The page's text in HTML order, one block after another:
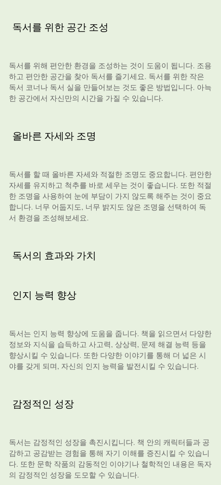
독서를 위한 공간 조성
독서를 위해 편안한 환경을 조성하는 것이 도움이 됩니다. 조용
하고 편안한 공간을 찾아 독서를 즐기세요. 독서를 위한 작은
독서 코너나 독서 실을 만들어보는 것도 좋은 방법입니다. 아늑
한 공간에서 자신만의 시간을 가질 수 있습니다.
올바른 자세와 조명
독서를 할 때 올바른 자세와 적절한 조명도 중요합니다. 편안한
자세를 유지하고 척추를 바로 세우는 것이 좋습니다. 또한 적절
한 조명을 사용하여 눈에 부담이 가지 않도록 해주는 것이 중요
합니다. 너무 어둡지도, 너무 밝지도 않은 조명을 선택하여 독
서 환경을 조성해보세요.
독서의 효과와 가치
인지 능력 향상
독서는 인지 능력 향상에 도움을 줍니다. 책을 읽으면서 다양한
정보와 지식을 습득하고 사고력, 상상력, 문제 해결 능력 등을
향상시킬 수 있습니다. 또한 다양한 이야기를 통해 더 넓은 시
야를 갖게 되며, 자신의 인지 능력을 발전시킬 수 있습니다.
감정적인 성장
독서는 감정적인 성장을 촉진시킵니다. 책 안의 캐릭터들과 공
감하고 공감받는 경험을 통해 자기 이해를 증진시킬 수 있습니
다. 또한 문학 작품의 감동적인 이야기나 철학적인 내용은 독자
의 감정적인 성장을 도모할 수 있습니다.